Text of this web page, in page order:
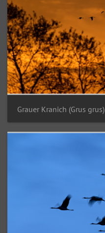
Grauer Kranich (Grus grus)